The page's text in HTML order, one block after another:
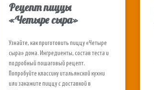
Рецепт пиццы
«Четыре сыра»
Узнайте, как приготовить пиццу «Четыре
сыра» дома. Ингредиенты, состав теста и
подробный пошаговый рецепт.
Попробуйте классику итальянской кухни
или закажите пиццу с доставкой в